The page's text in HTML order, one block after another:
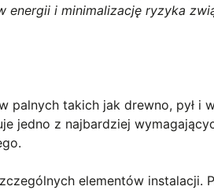
energii i minimalizację ryzyka
palnych takich jak drewno, pył i
jedno z najbardziej
elementów instalacji.